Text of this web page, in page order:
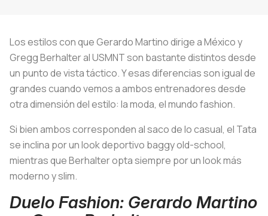
Los estilos con que Gerardo Martino dirige a México y
Gregg Berhalter al USMNT son bastante distintos desde
un punto de vista táctico. Y esas diferencias son igual de
grandes cuando vemos a ambos entrenadores desde
otra dimensión del estilo: la moda, el mundo fashion.
Si bien ambos corresponden al saco de lo casual, el Tata
se inclina por un look deportivo baggy old-school,
mientras que Berhalter opta siempre por un look más
moderno yslim.
Duelo Fashion: Gerardo Martino